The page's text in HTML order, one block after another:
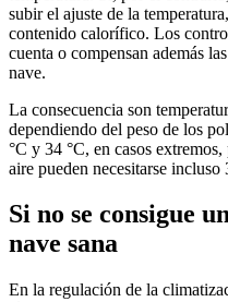
subir el ajuste de la
contenido calorífico. Los
cuenta o compensan además
nave.
La consecuencia son
dependiendo del peso de los
°C y 34 °C, en casos
aire pueden necesitarse incluso
Si no se consigue
nave sana
En la regulación de la